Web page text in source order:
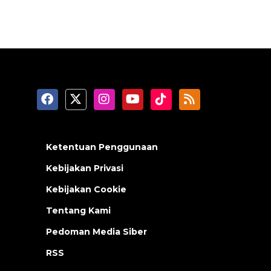
Ketentuan Penggunaan
Kebijakan Privasi
Kebijakan Cookie
Tentang Kami
Pedoman Media Siber
RSS